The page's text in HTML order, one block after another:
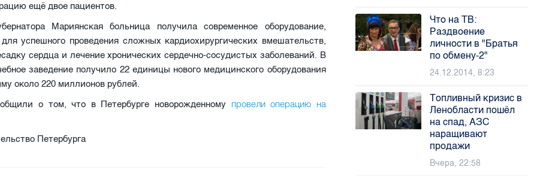
ещё двое пациентов.
Мариянская больница получила современное оборудование,
успешного проведения сложных кардиохирургических вмешательств,
сердца и лечение хронических сердечно-сосудистых заболеваний. В
заведение получило 22 единицы нового медицинского оборудования
около 220 миллионов рублей.
о том, что в Петербурге новорожденному провели операцию на
Петербурга
Что на ТВ:
Раздвоение
личности в "Братья
по обмену-2"
24.12.2014, 8:23
Топливный кризис в
Ленобласти пошёл
на спад, АЗС
наращивают
продажи
Вчера, 22:58